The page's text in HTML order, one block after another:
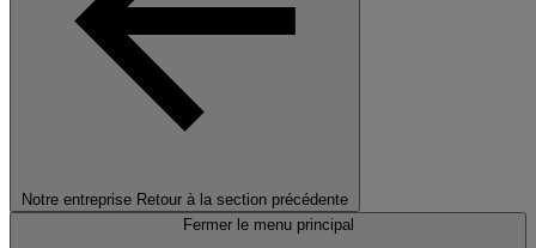
Notre entreprise Retour à la section précédente
Fermer le menu principal